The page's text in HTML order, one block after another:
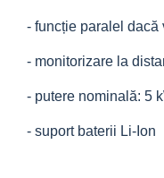
- funcție paralel dacă
- monitorizare la
- putere nominală: 5
- suport baterii Li-Ion